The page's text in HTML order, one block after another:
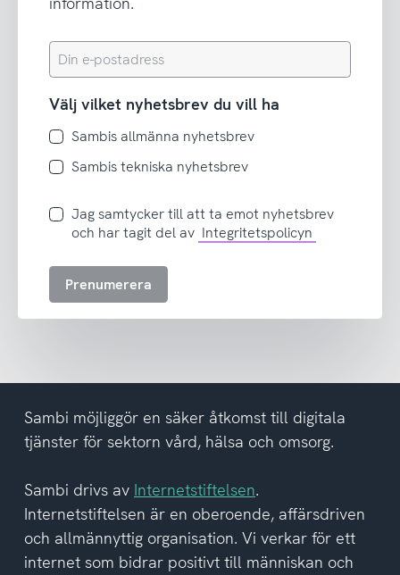
Din
e-
Välj vilket nyhetsbrev du vill ha
Sambis allmänna nyhetsbrev
Sambis tekniska nyhetsbrev
Jag
samtycker
att
del
av
Jag samtycker till att ta emot nyhetsbrev
och har tagit del av Integritetspolicyn
Prenumerera
Sambi möjliggör en säker åtkomst till digitala
tjänster för sektorn vård, hälsa och omsorg.
Sambi drivs av Internetstiftelsen.
Internetstiftelsen är en oberoende, affärsdriven
och allmännyttig organisation. Vi verkar för ett
internet som bidrar positivt till människan och